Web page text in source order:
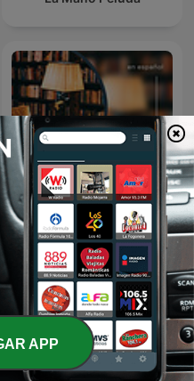
AudioLibros
APP